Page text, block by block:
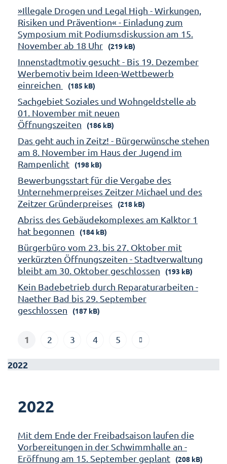
»Illegale Drogen und Legal High - Wirkungen,
Risiken und Prävention« - Einladung zum
Symposium mit Podiumsdiskussion am 15.
November ab 18 Uhr
(219 kB)
Innenstadtmotiv gesucht - Bis 19. Dezember
Werbemotiv beim Ideen-Wettbewerb
einreichen
(185 kB)
Sachgebiet Soziales und Wohngeldstelle ab
01. November mit neuen
Öffnungszeiten
(186 kB)
Das geht auch in Zeitz! - Bürgerwünsche stehen
am 8. November im Haus der Jugend im
Rampenlicht
(198 kB)
Bewerbungsstart für die Vergabe des
Unternehmerpreises Zeitzer Michael und des
Zeitzer Gründerpreises
(218 kB)
Abriss des Gebäudekomplexes am Kalktor 1
hat begonnen
(184 kB)
Bürgerbüro vom 23. bis 27. Oktober mit
verkürzten Öffnungszeiten - Stadtverwaltung
bleibt am 30. Oktober geschlossen
(193 kB)
Kein Badebetrieb durch Reparaturarbeiten -
Naether Bad bis 29. September
geschlossen
(187 kB)
1 2 3 4 5
2022
2022
Mit dem Ende der Freibadsaison laufen die
Vorbereitungen in der Schwimmhalle an -
Eröffnung am 15. September geplant
(208 kB)